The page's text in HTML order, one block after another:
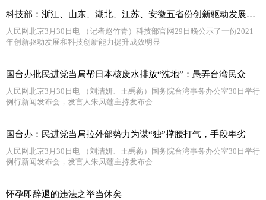
科技部：浙江、山东、湖北、江苏、安徽五省份创新驱动发展成效明显
人民网北京3月30日电 （记者赵竹青）科技部官网29日晚公示了一份2021
年创新驱动发展和科技创新能力提升成效明显
国台办批民进党当局帮日本核废水排放“洗地”：愚弄台湾民众
人民网北京3月30日电 （刘洁妍、王禹蘅）国务院台湾事务办公室30日举行
例行新闻发布会，发言人朱凤莲主持发布会
国台办：民进党当局拉外部势力为谋“独”撑腰打气，手段卑劣
人民网北京3月30日电 （刘洁妍、王禹蘅）国务院台湾事务办公室30日举行
例行新闻发布会，发言人朱凤莲主持发布会
怀孕即辞退的违法之举当休矣